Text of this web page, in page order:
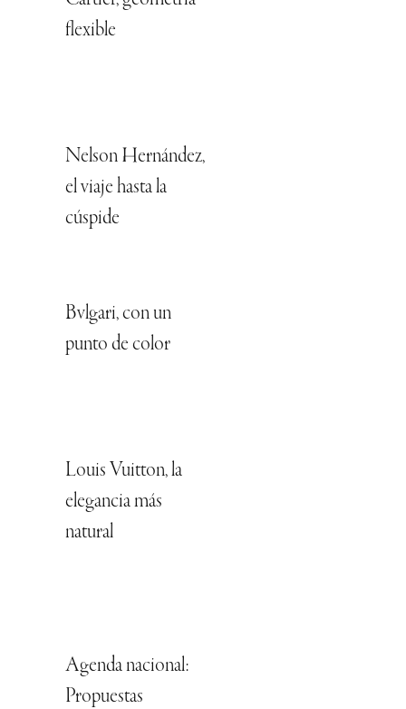
flexible
Nelson Hernández,
el viaje hasta la
cúspide
Bvlgari, con un
punto de color
Louis Vuitton, la
elegancia más
natural
Agenda nacional:
Propuestas